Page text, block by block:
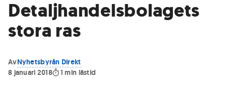
Detaljhandelsbolagets
stora ras
AvNyhetsbyrån Direkt
8 januari 2018
1 min lästid